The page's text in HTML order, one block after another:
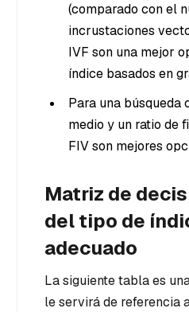
(comparado con el
incrustaciones
IVF son una mejor
índice basados en
Para una búsqueda
medio y un ratio de
FIV son mejores
Matriz de
del tipo de
adecuado
La siguiente tabla es
le servirá de referencia